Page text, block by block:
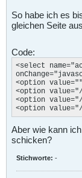
So habe ich es
gleichen Seite
Code:
<select
<option
<option
<option
<option
Aber wie kann
schicken?
Stichworte: -